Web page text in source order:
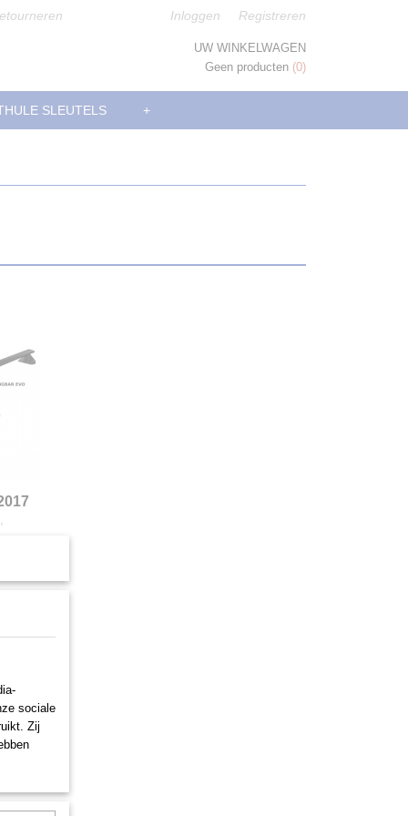
Inloggen Registreren
UW WINKELWAGEN
Geen producten (0)
SLEUTELS +
sociale
Zij